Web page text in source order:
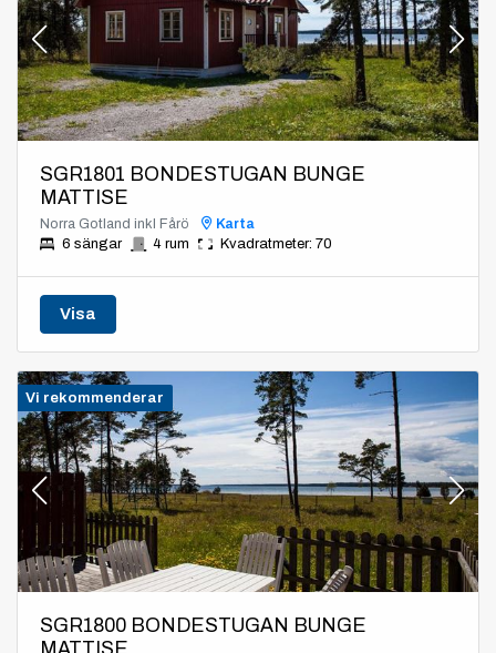
SGR1801 BONDESTUGAN BUNGE
MATTISE
Norra Gotland inkl Fårö
Karta
6 sängar
4 rum Kvadratmeter: 70
Visa
Vi rekommenderar
SGR1800 BONDESTUGAN BUNGE